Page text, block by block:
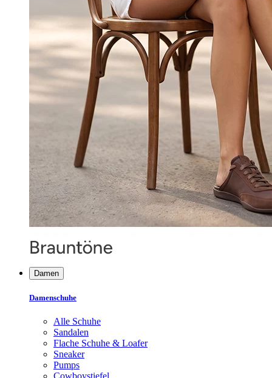
Damen
Damenschuhe
Alle Schuhe
Sandalen
Flache Schuhe & Loafer
Sneaker
Pumps
Cowboystiefel